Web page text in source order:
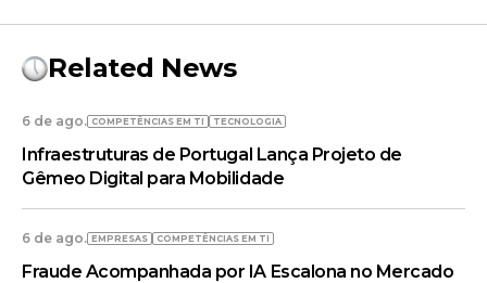
Related News
6 de ago. COMPETÊNCIAS EM TI TECNOLOGIA
Infraestruturas de Portugal Lança Projeto de
Gêmeo Digital para Mobilidade
6 de ago. EMPRESAS COMPETÊNCIAS EM TI
Fraude Acompanhada por IA Escalona no Mercado